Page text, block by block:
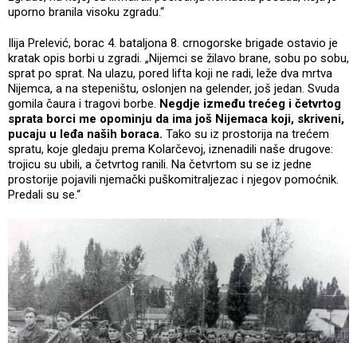
uporno branila visoku zgradu.“
Ilija Prelević, borac 4. bataljona 8. crnogorske brigade ostavio je
kratak opis borbi u zgradi. „Nijemci se žilavo brane, sobu po sobu,
sprat po sprat. Na ulazu, pored lifta koji ne radi, leže dva mrtva
Nijemca, a na stepeništu, oslonjen na gelender, još jedan. Svuda
gomila čaura i tragovi borbe. Negdje između trećeg i četvrtog
sprata borci me opominju da ima još Nijemaca koji, skriveni,
pucaju u leđa naših boraca. Tako su iz prostorija na trećem
spratu, koje gledaju prema Kolarčevoj, iznenadili naše drugove:
trojicu su ubili, a četvrtog ranili. Na četvrtom su se iz jedne
prostorije pojavili njemački puškomitraljezac i njegov pomoćnik.
Predali su se.“